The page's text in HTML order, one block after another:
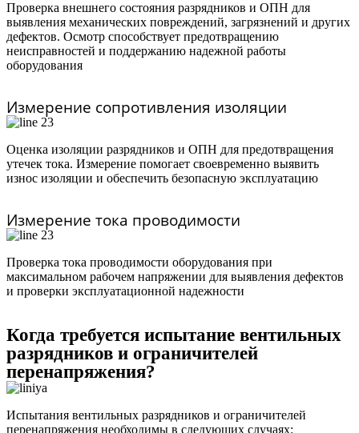
Проверка внешнего состояния разрядников и ОПН для
выявления механических повреждений, загрязнений и других
дефектов. Осмотр способствует предотвращению
неисправностей и поддержанию надежной работы
оборудования
Измерение сопротивления изоляции
Оценка изоляции разрядников и ОПН для предотвращения
утечек тока. Измерение помогает своевременно выявить
износ изоляции и обеспечить безопасную эксплуатацию
Измерение тока проводимости
Проверка тока проводимости оборудования при
максимальном рабочем напряжении для выявления дефектов
и проверки эксплуатационной надежности
Когда требуется испытание вентильных
разрядников и ограничителей
перенапряжения?
Испытания вентильных разрядников и ограничителей
перенапряжения необходимы в следующих случаях: